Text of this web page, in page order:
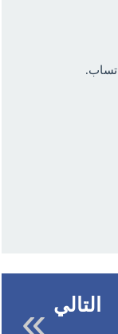
التالي